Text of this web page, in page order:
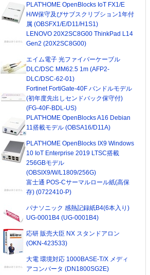
PLAT'HOME OpenBlocks IoT FX1/E
H/W保守及びサブスクリプション1年付
属 (OBSFX1/E/D11/H1S1)
LENOVO 20X2SC8G00 ThinkPad L14
Gen2 (20X2SC8G00)
エイム電子 光ファイバーケーブル
DLC/DSC MM62.5 1m (AFP2-
DLC/DSC-62-01)
Fortinet FortiGate-40F バンドルモデル
(初年度先出しセンドバック保守付)
(FG-40F-BDL-US)
PLAT'HOME OpenBlocks A16 Debian
11搭載モデル (OBSA16/D11A)
PLAT'HOME OpenBlocks IX9 Windows
10 IoT Enterprise 2019 LTSC搭載
256GBモデル
(OBSIX9/W/L1809/256G)
富士通 POS-Cサーマルロール紙(高保
存) (0722410-P)
パナソニック 感熱記録紙B4(6本入り)
UG-0001B4 (UG-0001B4)
応研 販売大臣 NX スタンドアロン
(OKN-423533)
大電 環境対応 1000BASE-T/X メディ
アコンバータ (DN1800SG2E)